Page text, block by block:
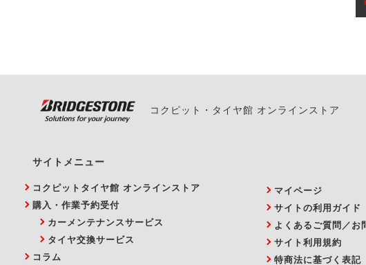
また、やむを得ない事由により
コクピット・タイヤ館 オンラインストア
サイトメニュー
コクピットタイヤ館 オンラインストア
購入・作業予約受付
カーメンテナンスサービス
タイヤ交換サービス
コラム
マイページ
サイトの利用ガイド
よくあるご質問／お
サイト利用規約
特商法に基づく表記